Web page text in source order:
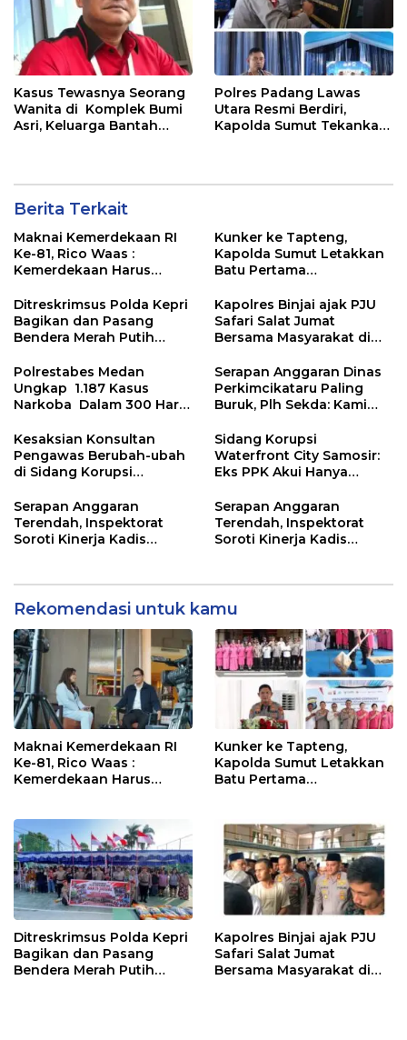
Kasus Tewasnya Seorang
Wanita di Komplek Bumi
Asri, Keluarga Bantah
Polres Padang Lawas
Utara Resmi Berdiri,
Kapolda Sumut Tekankan
Berita Terkait
Maknai Kemerdekaan RI
Ke-81, Rico Waas :
Kemerdekaan Harus
Lewat Peningkatan
Pelayanan Primer
Kunker ke Tapteng,
Kapolda Sumut Letakkan
Batu Pertama
Polres Tapanuli Tengah
Ditreskrimsus Polda Kepri
Bagikan dan Pasang
Bendera Merah Putih
Perkuat Semangat
Kebangsaan.
Kapolres Binjai ajak PJU
Safari Salat Jumat
Bersama Masyarakat di
Polrestabes Medan
Ungkap 1.187 Kasus
Narkoba Dalam 300 Hari
Kg. Barang Bukti
Serapan Anggaran Dinas
Perkimcikataru Paling
Buruk, Plh Sekda: Kami
Kesaksian Konsultan
Pengawas Berubah-ubah
di Sidang Korupsi
Sidang Korupsi
Waterfront City Samosir:
Eks PPK Akui Hanya
Beberkan Pengawasan
Proyek
Serapan Anggaran
Terendah, Inspektorat
Soroti Kinerja Kadis
Serapan Anggaran
Terendah, Inspektorat
Soroti Kinerja Kadis
Rekomendasi untuk kamu
Maknai Kemerdekaan RI
Ke-81, Rico Waas :
Kemerdekaan Harus
Pelayanan Primer
Kunker ke Tapteng,
Kapolda Sumut Letakkan
Batu Pertama
Ditreskrimsus Polda Kepri
Bagikan dan Pasang
Bendera Merah Putih
Kapolres Binjai ajak PJU
Safari Salat Jumat
Bersama Masyarakat di